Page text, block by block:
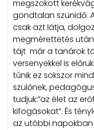
megszokott
gondtalan szünidő.
csak azt látja,
megmérettetés
tájt már a tanárok
versenyekkel is
tűnik ez sokszor
szülőnek,
tudjuk:”az élet az
kifogásokat”. És
az utóbbi